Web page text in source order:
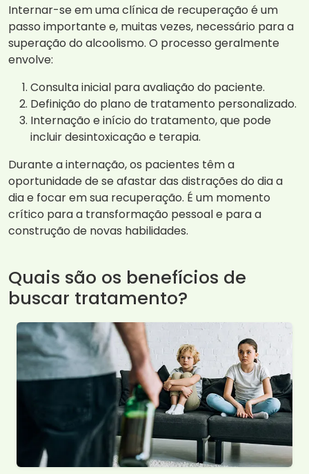
Internar-se em uma clínica de recuperação é um
passo importante e, muitas vezes, necessário para a
superação do alcoolismo. O processo geralmente
envolve:
Consulta inicial para avaliação do paciente.
Definição do plano de tratamento personalizado.
Internação e início do tratamento, que pode
incluir desintoxicação e terapia.
Durante a internação, os pacientes têm a
oportunidade de se afastar das distrações do dia a
dia e focar em sua recuperação. É um momento
crítico para a transformação pessoal e para a
construção de novas habilidades.
Quais são os benefícios de
buscar tratamento?